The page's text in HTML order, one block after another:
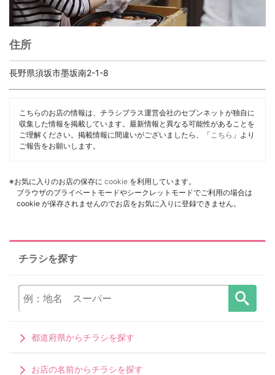
住所
長野県須坂市墨坂南2-1-8
こちらのお店の情報は、チラシプラス運営会社のセブンネットが独自に
収集した情報を掲載しています。最新情報と異なる可能性があることを
ご理解ください。掲載情報に間違いがございましたら、「 こちら 」より
ご報告をお願いします。
※お気に入りのお店の保存に cookie を利用しています。
ブラウザのプライベートモードやシークレットモードでご利用の場合は
cookie が保存されませんのでお店をお気に入りに登録できません。
チラシを探す
都道府県からチラシを探す
お店の名前からチラシを探す